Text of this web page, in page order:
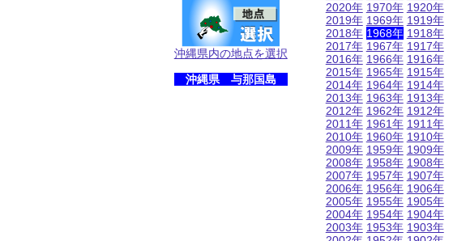
沖縄県内の地点を選択
沖縄県 与那国島
2020年
2019年
2018年
2017年
2016年
2015年
2014年
2013年
2012年
2011年
2010年
2009年
2008年
2007年
2006年
2005年
2004年
2003年
1970年
1969年
1968年
1967年
1966年
1965年
1964年
1963年
1962年
1961年
1960年
1959年
1958年
1957年
1956年
1955年
1954年
1953年
1920年
1919年
1918年
1917年
1916年
1915年
1914年
1913年
1912年
1911年
1910年
1909年
1908年
1907年
1906年
1905年
1904年
1903年